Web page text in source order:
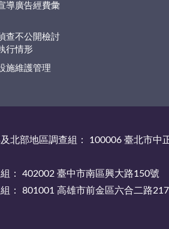
導廣告經費彙
查不公開檢討
行情形
施維護管理
北部地區調查組： 100006 臺北市中
： 402002 臺中市南區興大路150號
： 801001 高雄市前金區六合二路